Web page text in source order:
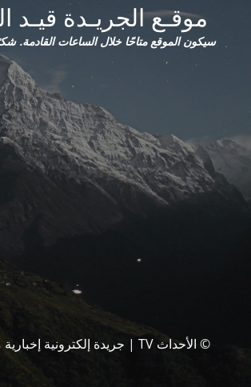
موقـع الجريـدة قيـد
سيكون الموقع متاحًا خلال الساعات القادمة.
© الأحداث TV | جريدة إلكترونية إخبارية مغربية 2026